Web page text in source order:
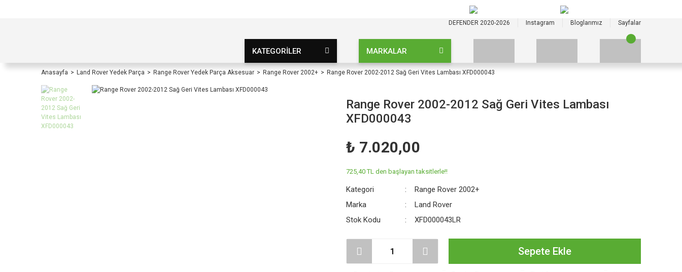
DEFENDER 2020-2026 Instagram Bloglarımız Sayfalar
KATEGORİLER MARKALAR
Anasayfa Land Rover Yedek Parça Range Rover Yedek Parça Aksesuar Range Rover 2002+ Range Rover 2002-2012 Sağ Geri Vites Lambası XFD000043
Range Rover 2002-2012 Sağ Geri Vites Lambası
XFD000043
₺ 7.020,00
725,40 TL den başlayan taksitlerle!!
Kategori
Range Rover 2002+
Marka
Land Rover
Stok Kodu
XFD000043LR
Sepete Ekle